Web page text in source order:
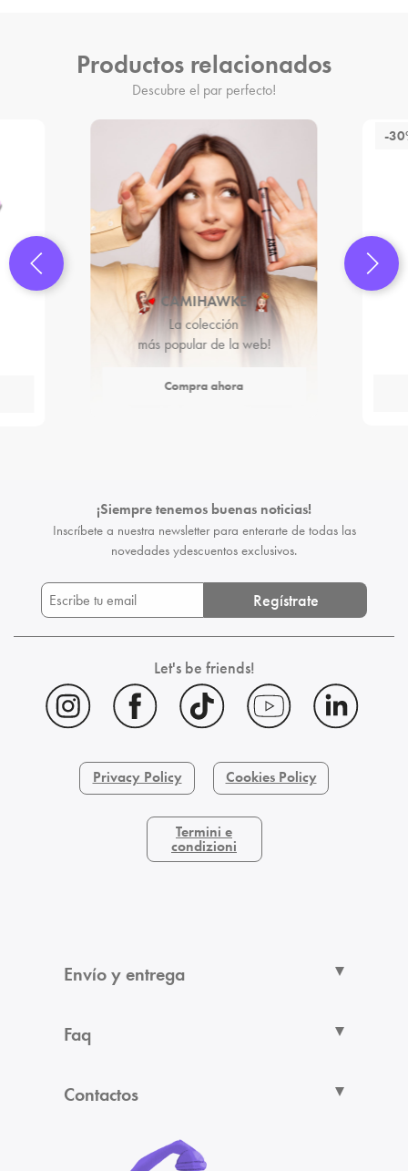
Productos relacionados
Descubre el par perfecto!
CAMIHAWKE
La colección
más popular de la web!
Compra ahora
-
¡Siempre tenemos buenas noticias!
Inscríbete a nuestra newsletter para enterarte de todas las
novedades ydescuentos exclusivos.
Regístrate
Let's be friends!
Privacy Policy Cookies Policy
Termini e
condizioni
Envío y entrega
Faq
Contactos